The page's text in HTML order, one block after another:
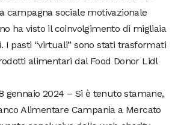
campagna sociale motivazionale
ha visto il coinvolgimento di migliaia
I pasti “virtuali” sono stati trasformati
alimentari dal Food Donor Lidl
gennaio 2024 – Si è tenuto stamane,
Alimentare Campania a Mercato